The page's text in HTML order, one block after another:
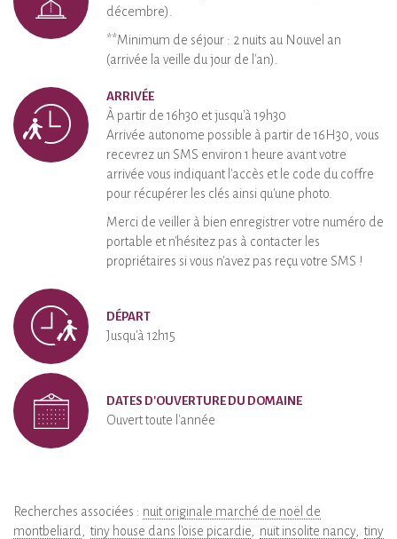
décembre).
**Minimum de séjour : 2 nuits au Nouvel an
(arrivée la veille du jour de l'an).
ARRIVÉE
À partir de 16h30 et jusqu'à 19h30
Arrivée autonome possible à partir de 16H30, vous
recevrez un SMS environ 1 heure avant votre
arrivée vous indiquant l'accès et le code du coffre
pour récupérer les clés ainsi qu'une photo.
Merci de veiller à bien enregistrer votre numéro de
portable et n'hésitez pas à contacter les
propriétaires si vous n'avez pas reçu votre SMS !
DÉPART
Jusqu'à 12h15
DATES D'OUVERTURE DU DOMAINE
Ouvert toute l'année
Recherches associées : nuit originale marché de noël de
montbeliard
tiny house dans l'oise picardie nuit insolite nancy
tiny